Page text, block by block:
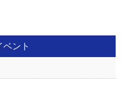
ベント